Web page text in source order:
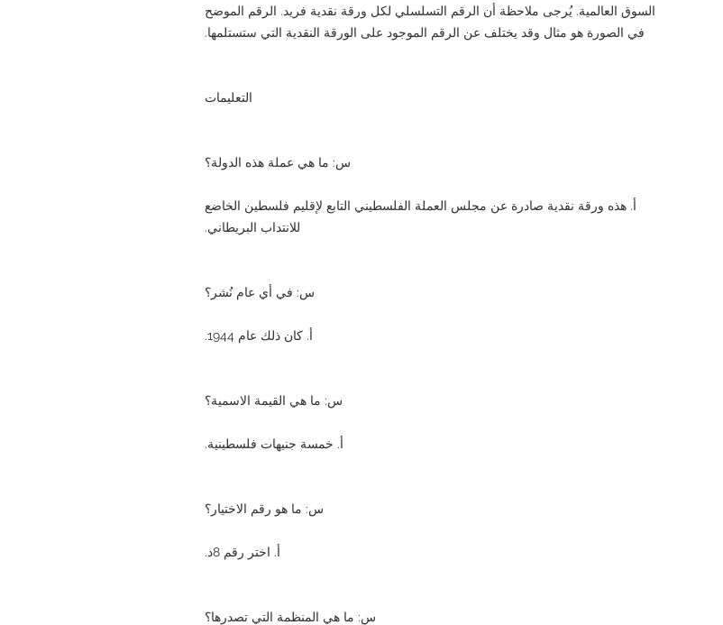
السوق العالمية. يُرجى ملاحظة أن الرقم التسلسلي لكل ورقة نقدية فريد. الرقم الموضح
في الصورة هو مثال وقد يختلف عن الرقم الموجود على الورقة النقدية التي ستستلمها.
التعليمات
س: ما هي عملة هذه الدولة؟
أ. هذه ورقة نقدية صادرة عن مجلس العملة الفلسطيني التابع لإقليم فلسطين الخاضع
للانتداب البريطاني.
س: في أي عام نُشر؟
أ. كان ذلك عام 1944.
س: ما هي القيمة الاسمية؟
أ. خمسة جنيهات فلسطينية.
س: ما هو رقم الاختيار؟
أ. اختر رقم 8د.
س: ما هي المنظمة التي تصدرها؟